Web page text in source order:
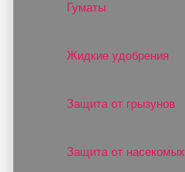
Гуматы
Жидкие удобрения
Защита от грызунов
Защита от насекомых